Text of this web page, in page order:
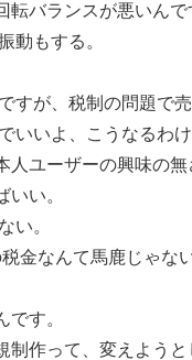
バランスが悪いんで
動もする。
すが、税制の問題で売
いいよ、こうなるわけ
ユーザーの興味の無
いい。
い。
金なんて馬鹿じゃな
す。
作って、変えようと